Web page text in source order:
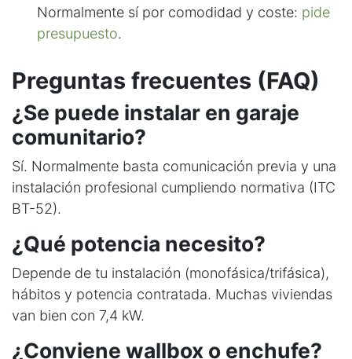
Normalmente sí por comodidad y coste: pide
presupuesto.
Preguntas frecuentes (FAQ)
¿Se puede instalar en garaje
comunitario?
Sí. Normalmente basta comunicación previa y una
instalación profesional cumpliendo normativa (ITC
BT-52).
¿Qué potencia necesito?
Depende de tu instalación (monofásica/trifásica),
hábitos y potencia contratada. Muchas viviendas
van bien con 7,4 kW.
¿Conviene wallbox o enchufe?